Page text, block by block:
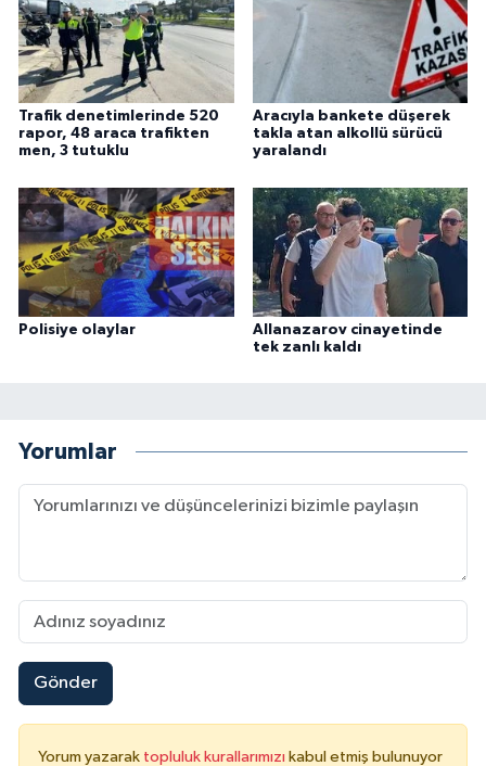
Trafik denetimlerinde 520
rapor, 48 araca trafikten
men, 3 tutuklu
Aracıyla bankete düşerek
takla atan alkollü sürücü
yaralandı
Polisiye olaylar
Allanazarov cinayetinde
tek zanlı kaldı
Yorumlar
Gönder
Yorum yazarak topluluk kurallarımızı kabul etmiş bulunuyor